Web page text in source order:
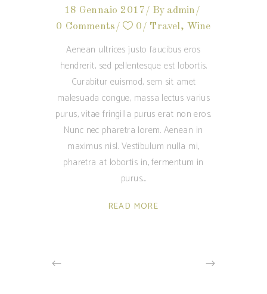
18 Gennaio 2017 By admin
0 Comments
0 Travel, Wine
Aenean ultrices justo faucibus eros
hendrerit, sed pellentesque est lobortis.
Curabitur euismod, sem sit amet
malesuada congue, massa lectus varius
purus, vitae fringilla purus erat non eros.
Nunc nec pharetra lorem. Aenean in
maximus nisl. Vestibulum nulla mi,
pharetra at lobortis in, fermentum in
purus.
READ MORE